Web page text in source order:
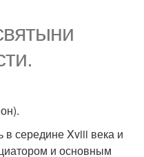
в середине Xviii века и
и основным